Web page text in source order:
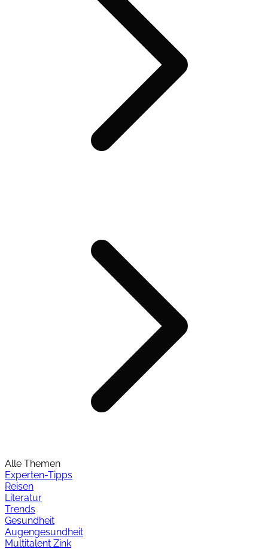
Alle Themen
Experten-Tipps
Reisen
Literatur
Trends
Gesundheit
Augengesundheit
Multitalent Zink